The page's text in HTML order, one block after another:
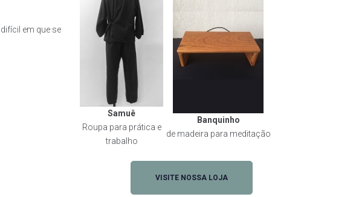
em que se
Samuê
Roupa para prática e
trabalho
Banquinho
de madeira para meditação
VISITE NOSSA LOJA